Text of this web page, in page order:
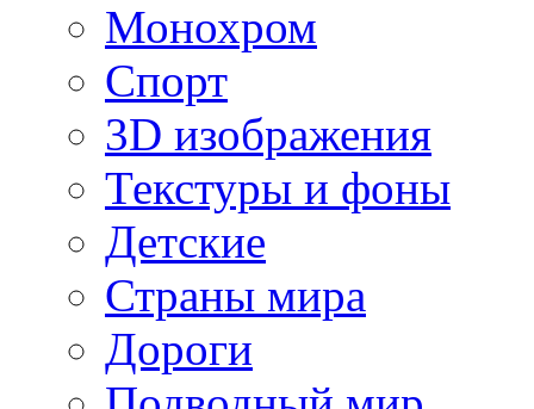
Монохром
Спорт
3D изображения
Текстуры и фоны
Детские
Страны мира
Дороги